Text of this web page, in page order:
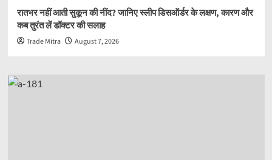
रातभर नहीं आती सुकून की नींद? जानिए स्लीप डिसऑर्डर के लक्षण, कारण और
कब तुरंत लें डॉक्टर की सलाह
Trade Mitra August 7, 2026